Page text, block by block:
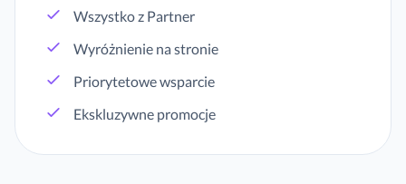
Wszystko z Partner
Wyróżnienie na stronie
Priorytetowe wsparcie
Ekskluzywne promocje